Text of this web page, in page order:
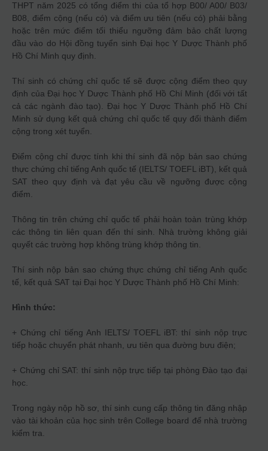
THPT năm 2025 có tổng điểm thi của tổ hợp B00/ A00/ B03/
B08, điểm cộng (nếu có) và điểm ưu tiên (nếu có) phải bằng
hoặc trên mức điểm tối thiểu ngưỡng đảm bảo chất lượng
đầu vào do Hội đồng tuyển sinh Đại học Y Dược Thành phố
Hồ Chí Minh quy định.
Thí sinh có chứng chỉ quốc tế sẽ được cộng điểm theo quy
định của Đại học Y Dược Thành phố Hồ Chí Minh (đối với tất
cả các ngành đào tạo). Đại học Y Dược Thành phố Hồ Chí
Minh sử dụng kết quả chứng chỉ quốc tế quy đổi thành điểm
cộng trong xét tuyển.
Điểm cộng chỉ được tính khi thí sinh đã nộp bản sao chứng
thực chứng chỉ tiếng Anh quốc tế (IELTS/ TOEFL iBT), kết quả
SAT theo quy định và đạt yêu cầu về ngưỡng được cộng
điểm.
Thông tin trên chứng chỉ quốc tế phải hoàn toàn trùng khớp
các thông tin liên quan đến thí sinh. Nhà trường không giải
quyết các trường hợp không trùng khớp thông tin.
Thí sinh nộp bản sao chứng thực chứng chỉ tiếng Anh quốc
tế, kết quả SAT tại Đại học Y Dược Thành phố Hồ Chí Minh:
Hình thức:
+ Chứng chỉ tiếng Anh IELTS/ TOEFL iBT: thí sinh nộp trực
tiếp hoặc chuyển phát nhanh, ưu tiên qua đường bưu điện;
+ Chứng chỉ SAT: thí sinh nộp trực tiếp tại phòng Đào tạo đại
học.
Trong ngày nộp hồ sơ, thí sinh cung cấp thông tin đăng nhập
vào tài khoản của học sinh trên College board để nhà trường
kiểm tra.